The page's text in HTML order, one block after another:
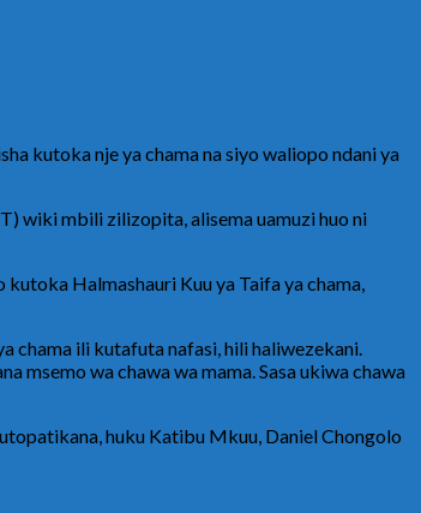
kutoka nje ya chama na siyo waliopo ndani ya
wiki mbili zilizopita, alisema uamuzi huo ni
Halmashauri Kuu ya Taifa ya chama,
chama ili kutafuta nafasi, hili haliwezekani.
msemo wa chawa wa mama. Sasa ukiwa chawa
huku Katibu Mkuu, Daniel Chongolo